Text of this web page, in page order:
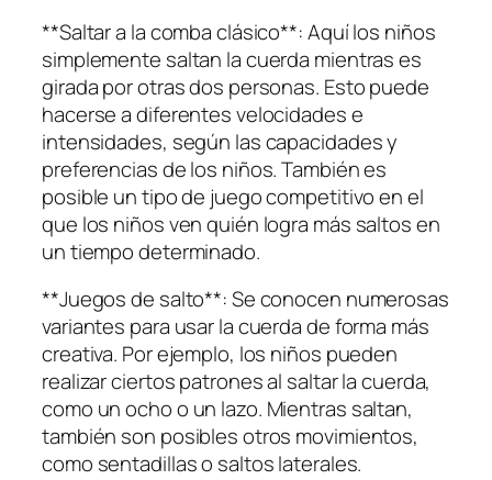
**Saltar a la comba clásico**: Aquí los niños
simplemente saltan la cuerda mientras es
girada por otras dos personas. Esto puede
hacerse a diferentes velocidades e
intensidades, según las capacidades y
preferencias de los niños. También es
posible un tipo de juego competitivo en el
que los niños ven quién logra más saltos en
un tiempo determinado.
**Juegos de salto**: Se conocen numerosas
variantes para usar la cuerda de forma más
creativa. Por ejemplo, los niños pueden
realizar ciertos patrones al saltar la cuerda,
como un ocho o un lazo. Mientras saltan,
también son posibles otros movimientos,
como sentadillas o saltos laterales.